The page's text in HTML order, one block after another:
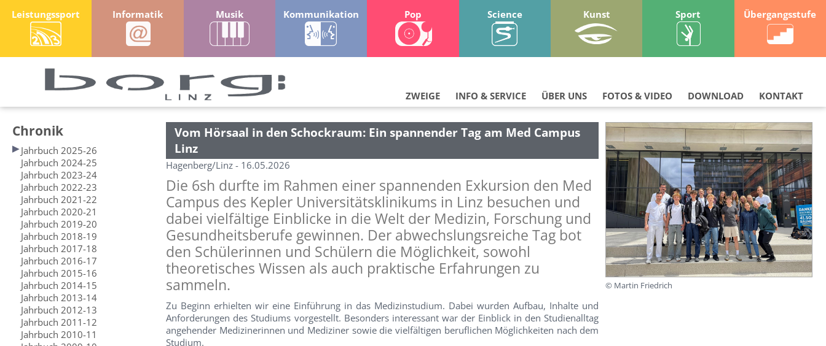
Leistungssport Informatik Musik Kommunikation Pop Science Kunst Sport Übergangsstufe
KONTAKT
DOWNLOAD
FOTOS & VIDEO
ÜBER UNS
INFO & SERVICE
ZWEIGE
Chronik
Jahrbuch 2025-26
Jahrbuch 2024-25
Jahrbuch 2023-24
Jahrbuch 2022-23
Jahrbuch 2021-22
Jahrbuch 2020-21
Jahrbuch 2019-20
Jahrbuch 2018-19
Jahrbuch 2017-18
Jahrbuch 2016-17
Jahrbuch 2015-16
Jahrbuch 2014-15
Jahrbuch 2013-14
Jahrbuch 2012-13
Jahrbuch 2011-12
Jahrbuch 2010-11
Vom Hörsaal in den Schockraum: Ein spannender Tag am Med Campus
Linz
Hagenberg/Linz - 16.05.2026
Die 6sh durfte im Rahmen einer spannenden Exkursion den Med
Campus des Kepler Universitätsklinikums in Linz besuchen und
dabei vielfältige Einblicke in die Welt der Medizin, Forschung und
Gesundheitsberufe gewinnen. Der abwechslungsreiche Tag bot
den Schülerinnen und Schülern die Möglichkeit, sowohl
theoretisches Wissen als auch praktische Erfahrungen zu
sammeln.
Zu Beginn erhielten wir eine Einführung in das Medizinstudium. Dabei wurden Aufbau, Inhalte und
Anforderungen des Studiums vorgestellt. Besonders interessant war der Einblick in den Studienalltag
angehender Medizinerinnen und Mediziner sowie die vielfältigen beruflichen Möglichkeiten nach dem
Studium.
© Martin Friedrich